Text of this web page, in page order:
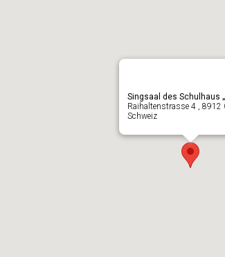
Singsaal des Schulhaus
Raihaltenstrasse 4 , 8912
Schweiz